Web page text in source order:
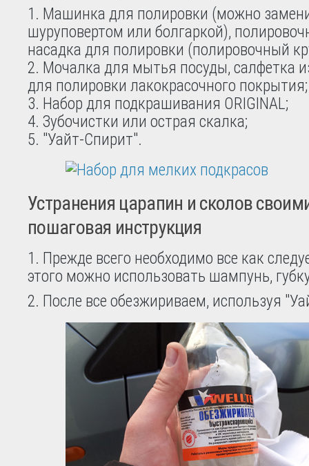
Машинка для полировки (можно
шуруповертом или болгаркой),
насадка для полировки (полировочный
Мочалка для мытья посуды, салфетка
для полировки лакокрасочного покрытия;
Набор для подкрашивания ORIGINAL;
Зубочистки или острая скалка;
"Уайт-Спирит".
Устранения царапин и сколов
пошаговая инструкция
1. Прежде всего необходимо все как
этого можно использовать шампунь,
2. После все обезжириваем, используя